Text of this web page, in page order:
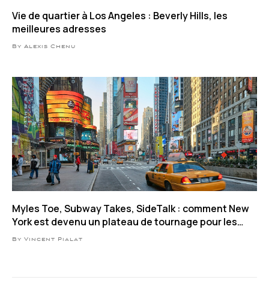
Vie de quartier à Los Angeles : Beverly Hills, les
meilleures adresses
By Alexis Chenu
Myles Toe, Subway Takes, SideTalk : comment New
York est devenu un plateau de tournage pour les
influenceurs
By Vincent Pialat